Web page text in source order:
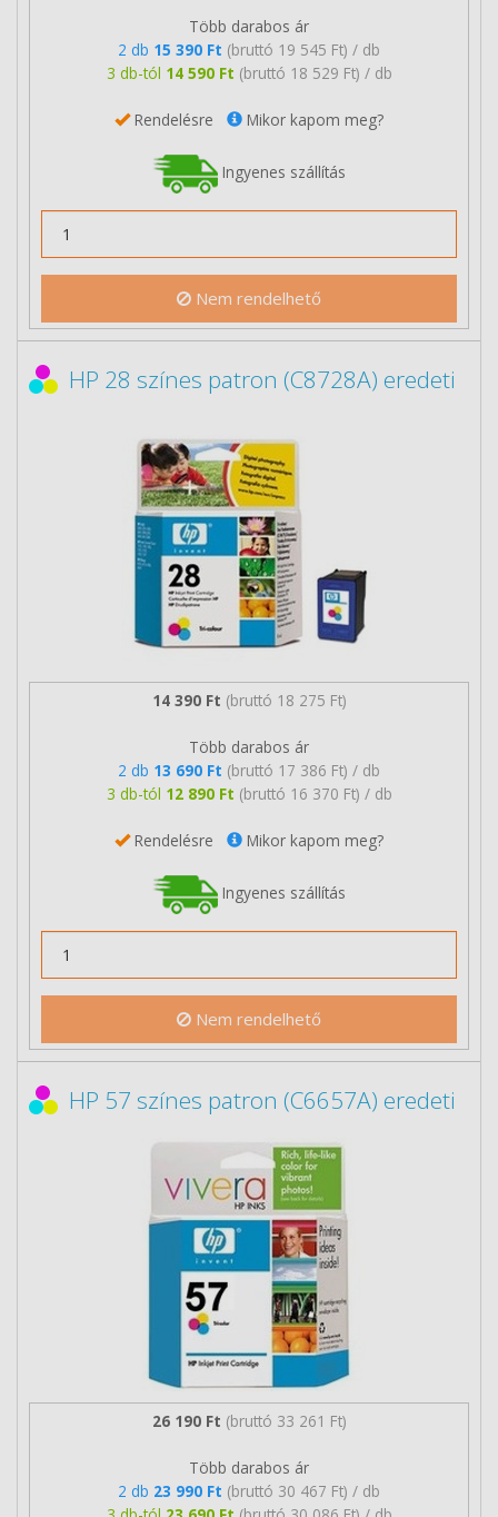
Több darabos ár
2 db 15 390 Ft (bruttó 19 545 Ft) / db
3 db-tól 14 590 Ft (bruttó 18 529 Ft) / db
Rendelésre Mikor kapom meg?
Ingyenes szállítás
Nem rendelhető
HP 28 színes patron (C8728A) eredeti
14 390 Ft (bruttó 18 275 Ft)
Több darabos ár
2 db 13 690 Ft (bruttó 17 386 Ft) / db
3 db-tól 12 890 Ft (bruttó 16 370 Ft) / db
Rendelésre Mikor kapom meg?
Ingyenes szállítás
Nem rendelhető
HP 57 színes patron (C6657A) eredeti
26 190 Ft (bruttó 33 261 Ft)
Több darabos ár
2 db 23 990 Ft (bruttó 30 467 Ft) / db